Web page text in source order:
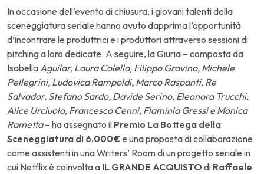
In occasione dell’evento di chiusura, i giovani talenti della
sceneggiatura seriale hanno avuto dapprima l’opportunità
d’incontrare le produttrici e i produttori attraverso sessioni di
pitching a loro dedicate. A seguire, la Giuria – composta da
Isabella Aguilar, Laura Colella, Filippo Gravino, Michele
Pellegrini, Ludovica Rampoldi, Marco Raspanti, Re
Salvador, Stefano Sardo, Davide Serino, Eleonora Trucchi,
Alice Urciuolo, Francesco Cenni, Flaminia Gressi e Monica
Rametta– ha assegnato il Premio La Bottega della
Sceneggiatura di 6.000€e una proposta di collaborazione
come assistenti in una Writers’ Room di un progetto seriale in
cui Netflix è coinvolta a IL GRANDE ACQUISTO di Raffaele